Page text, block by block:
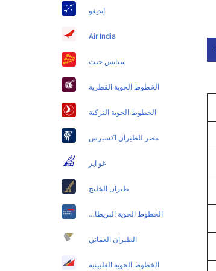
إنديغو
Air India
سبايس جيت
الخطوط الجوية القطرية
الخطوط الجوية التركية
مصر للطيران اكسبرس
غو اير
طيران الخليج
الخطوط الجوية البريطانية
الطيران العماني
الخطوط الجوية الفلبينية